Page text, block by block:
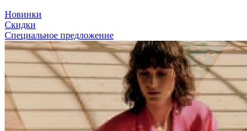
Новинки
Скидки
Специальное предложение